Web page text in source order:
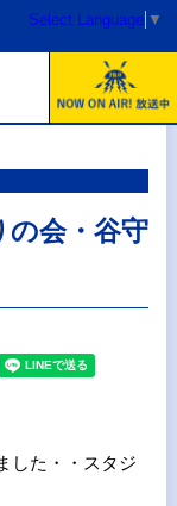
Select Language ▼
の会・谷守
した・・スタジ